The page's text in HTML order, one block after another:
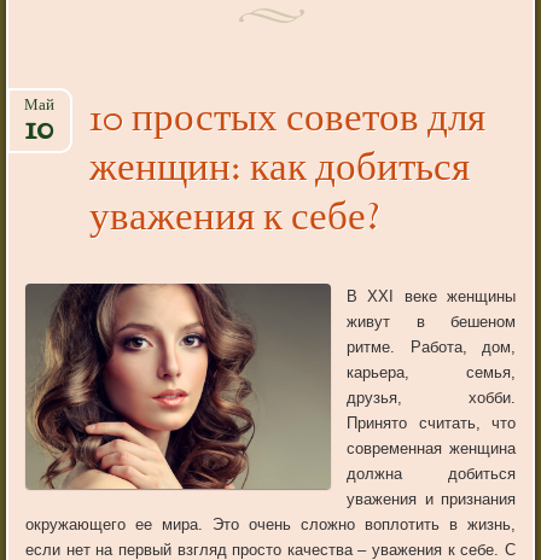
10 простых советов для
женщин: как добиться
уважения к себе?
Май
10
В XXI веке женщины
живут в бешеном
ритме. Работа, дом,
карьера, семья,
друзья, хобби.
Принято считать, что
современная женщина
должна добиться
уважения и признания
окружающего ее мира. Это очень сложно воплотить в жизнь,
если нет на первый взгляд просто качества – уважения к себе. С